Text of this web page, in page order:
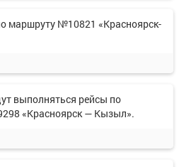
маршруту №10821 «Красноярск-
выполняться рейсы по
«Красноярск — Кызыл».